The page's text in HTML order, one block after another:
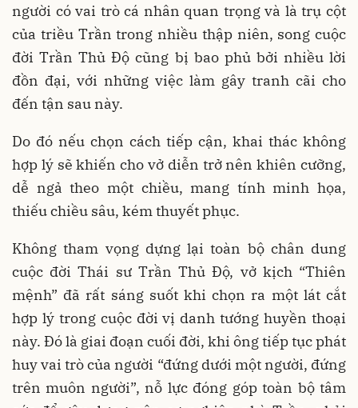
người có vai trò cá nhân quan trọng và là trụ cột
của triều Trần trong nhiều thập niên, song cuộc
đời Trần Thủ Độ cũng bị bao phủ bởi nhiều lời
đồn đại, với những việc làm gây tranh cãi cho
đến tận sau này.
Do đó nếu chọn cách tiếp cận, khai thác không
hợp lý sẽ khiến cho vở diễn trở nên khiên cưỡng,
dễ ngả theo một chiều, mang tính minh họa,
thiếu chiều sâu, kém thuyết phục.
Không tham vọng dựng lại toàn bộ chân dung
cuộc đời Thái sư Trần Thủ Độ, vở kịch “Thiên
mệnh” đã rất sáng suốt khi chọn ra một lát cắt
hợp lý trong cuộc đời vị danh tướng huyền thoại
này. Đó là giai đoạn cuối đời, khi ông tiếp tục phát
huy vai trò của người “đứng dưới một người, đứng
trên muôn người”, nỗ lực đóng góp toàn bộ tâm